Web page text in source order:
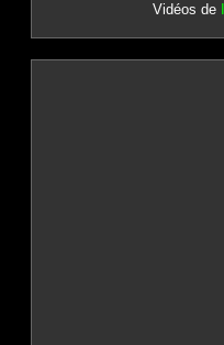
Vidéos de